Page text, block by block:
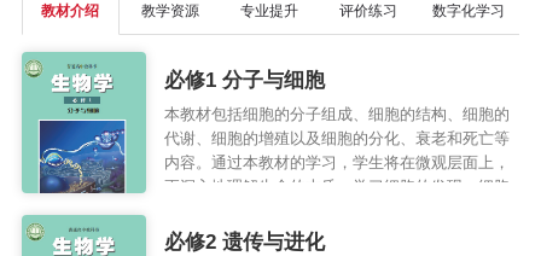
教材介绍 教学资源 专业提升 评价练习 数字化学习
必修1 分子与细胞
本教材包括细胞的分子组成、细胞的结构、细胞的
代谢、细胞的增殖以及细胞的分化、衰老和死亡等
内容。通过本教材的学习，学生将在微观层面上，
更深入地理解生命的本质。学习细胞的发现、细胞
统一性，细胞生命活动中物质、能量和信息变化的
必修2 遗传与进化